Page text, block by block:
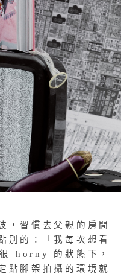
，習慣去父親的房間
別的：「我每次想看
horny 的狀態下，
點腳架拍攝的環境就